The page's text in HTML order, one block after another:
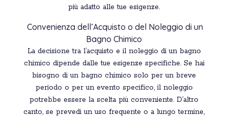
più adatto alle tue esigenze.
Convenienza dell’Acquisto o del Noleggio di un
Bagno Chimico
La decisione tra l’acquisto e il noleggio di un bagno
chimico dipende dalle tue esigenze specifiche. Se hai
bisogno di un bagno chimico solo per un breve
periodo o per un evento specifico, il noleggio
potrebbe essere la scelta più conveniente. D’altro
canto, se prevedi un uso frequente o a lungo termine,